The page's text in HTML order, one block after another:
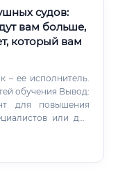
предприятия):
корпоративная
Можно ли
судов:
вам больше,
который вам
– ее исполнитель.
Вывод:
для повышения
или для